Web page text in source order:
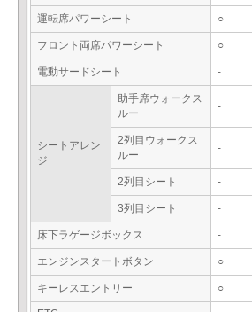
運転席パワーシート ○
フロント両席パワーシート ○
電動サードシート -
シートアレン
ジ
助手席ウォークス
ルー
-
2列目ウォークス
ルー
-
2列目シート -
3列目シート -
床下ラゲージボックス -
エンジンスタートボタン ○
キーレスエントリー ○